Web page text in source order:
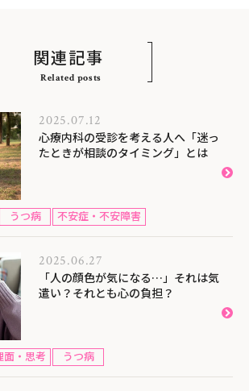
関連記事
Related posts
2025.07.12
心療内科の受診を考える人へ「迷っ
たときが相談のタイミング」とは
うつ病 不安症・不安障害
2025.06.27
「人の顔色が気になる…」それは気
遣い？それとも心の負担？
面・思考 うつ病